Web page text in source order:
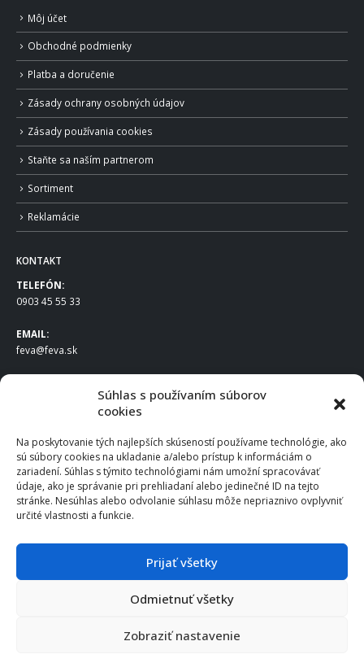
Súhlas s používaním súborov
cookies
Na poskytovanie tých najlepších skúseností používame technológie, ako
sú súbory cookies na ukladanie a/alebo prístup k informáciám o
zariadení. Súhlas s týmito technológiami nám umožní spracovávať
údaje, ako je správanie pri prehliadaní alebo jedinečné ID na tejto
stránke. Nesúhlas alebo odvolanie súhlasu môže nepriaznivo ovplyvniť
určité vlastnosti a funkcie.
Prijať všetky
Odmietnuť všetky
Zobraziť nastavenie
Môj účet
Obchodné podmienky
Platba a doručenie
Zásady ochrany osobných údajov
Zásady používania cookies
Staňte sa naším partnerom
Sortiment
Reklamácie
KONTAKT
TELEFÓN:
0903 45 55 33
EMAIL:
feva@feva.sk
FEVA Slovakia SK s.r.o.
831 04 Bratislava
IČO: 50922688
DIČ: 2120539388
IČ DPH: SK2120539388
Po – Pia: 8:00 – 16:30